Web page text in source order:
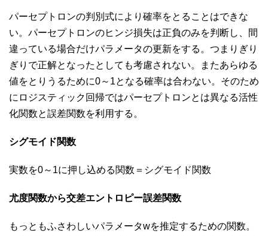
パーセプトロンの判別式により確率をとることはできな
い。パーセプトロンのヒンジ損失は正負のみを判断し、間
違っている場合だけパラメータの更新をする。つまりぎり
ぎりで正解となったとしても考慮されない。またあらゆる
値をとりうるために0～1となる確率は合わない。そのため
にロジスティック回帰ではパーセプトロンとは異なる活性
化関数と誤差関数を利用する。
シグモイド関数
実数を0～1に押し込める関数＝シグモイド関数
尤度関数から交差エントロピー誤差関数
もっともふさわしいパラメータwを推定するための関数。